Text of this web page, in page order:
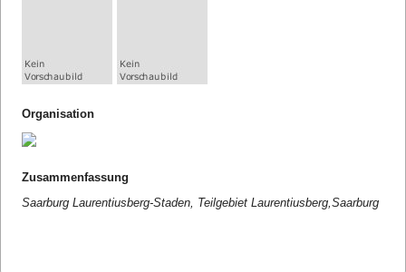
Organisation
Zusammenfassung
Saarburg Laurentiusberg-Staden, Teilgebiet Laurentiusberg,Saarburg